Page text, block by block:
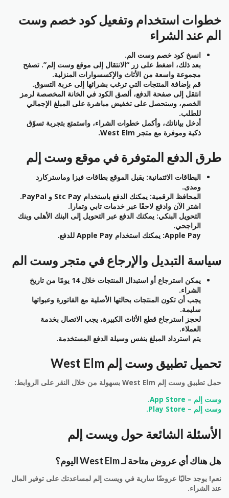
خطوات استخدام وتفعيل كود خصم وست
الم عند الشراء
انسخ كود خصم وست الم.
بعد ذلك، اضغط على زر “الانتقال إلى موقع وست إلم”. تصفح
مجموعة واسعة من الأثاث والإكسسوارات المنزلية.
قم بإضافة المنتجات التي ترغب بشرائها إلى عربة التسوق.
انتقل إلى صفحة الدفع، ألصق الكود في الخانة المخصصة لرمز
الخصم، وستحصل على تخفيض مباشرة على المبلغ الإجمالي
للطلب.
أدخل بياناتك، وأكمل خطوات الشراء، واستمتع بتجربة تسوّق
ذكية وموفرة مع متجر West Elm.
طرق الدفع المتوفرة في موقع وست إلم
البطاقات الائتمانية: يقبل الموقع بطاقات فيزا وماستركارد
ومدى.
المحافظ الرقمية: يمكنك الدفع باستخدام Stc Pay و PayPal.
اشتر الآن وادفع لاحقًا عبر خدمات تابي وتمارا.
التحويل البنكي: يمكنك الدفع عبر التحويل إلى البنك الأهلي وبنك
الراجحي.
Apple Pay: يمكنك استخدام Apple Pay للدفع.
سياسة التبديل والإرجاع في متجر وست الم
يمكن استرجاع أو استبدال المنتجات خلال 14 يومًا من تاريخ
الشراء.
يجب أن تكون المنتجات بحالتها الأصلية مع الفاتورة وعبواتها
سليمة.
لحجز استرجاع قطع الأثاث الكبيرة، يجب الاتصال بخدمة
العملاء.
يتم استرداد المبلغ بنفس وسيلة الدفع المستخدمة.
تحميل تطبيق وست إلم West Elm
حمل تطبيق وست إلم West Elm بسهولة من خلال النقر على الروابط:
وست إلم – App Store.
وست إلم – Play Store.
الأسئلة الشائعة حول ويست إلم
هل هناك أي عروض متاحة لـ West Elm اليوم؟
نعم! يوجد حاليًا عروضًا سارية في ويست إلم لمساعدتك على توفير المال
عند الشراء.